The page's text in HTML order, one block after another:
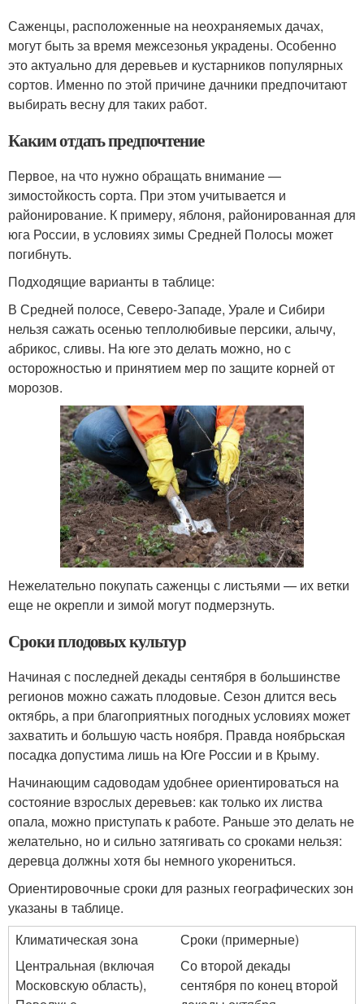
Саженцы, расположенные на неохраняемых дачах,
могут быть за время межсезонья украдены. Особенно
это актуально для деревьев и кустарников популярных
сортов. Именно по этой причине дачники предпочитают
выбирать весну для таких работ.
Каким отдать предпочтение
Первое, на что нужно обращать внимание —
зимостойкость сорта. При этом учитывается и
районирование. К примеру, яблоня, районированная для
юга России, в условиях зимы Средней Полосы может
погибнуть.
Подходящие варианты в таблице:
В Средней полосе, Северо-Западе, Урале и Сибири
нельзя сажать осенью теплолюбивые персики, алычу,
абрикос, сливы. На юге это делать можно, но с
осторожностью и принятием мер по защите корней от
морозов.
Нежелательно покупать саженцы с листьями — их ветки
еще не окрепли и зимой могут подмерзнуть.
Сроки плодовых культур
Начиная с последней декады сентября в большинстве
регионов можно сажать плодовые. Сезон длится весь
октябрь, а при благоприятных погодных условиях может
захватить и большую часть ноября. Правда ноябрьская
посадка допустима лишь на Юге России и в Крыму.
Начинающим садоводам удобнее ориентироваться на
состояние взрослых деревьев: как только их листва
опала, можно приступать к работе. Раньше это делать не
желательно, но и сильно затягивать со сроками нельзя:
деревца должны хотя бы немного укорениться.
Ориентировочные сроки для разных географических зон
указаны в таблице.
Климатическая зона
Сроки (примерные)
Центральная (включая
Московскую область),
Со второй декады
сентября по конец второй